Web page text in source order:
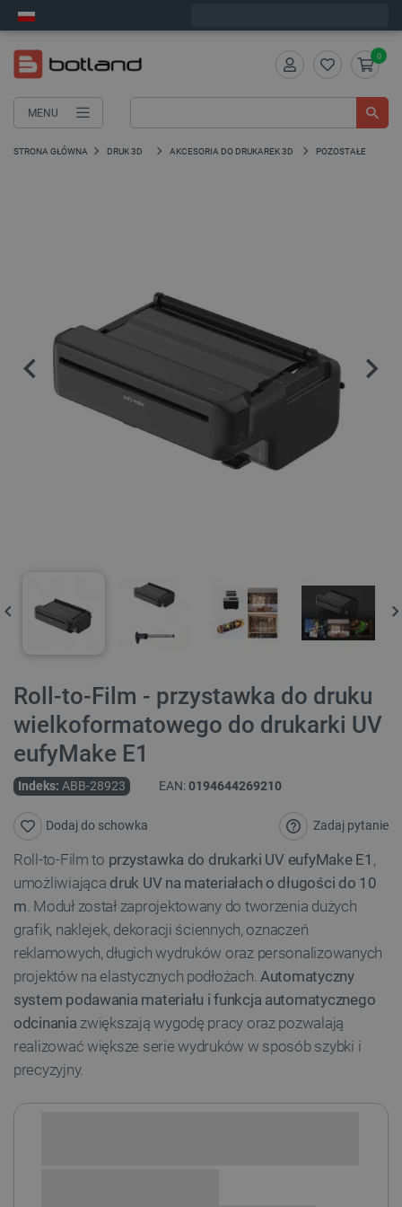
MENU
0
STRONA GŁÓWNA DRUK 3D AKCESORIA DO DRUKAREK 3D POZOSTAŁE
Roll-to-Film - przystawka do druku
wielkoformatowego do drukarki UV
eufyMake E1
Indeks: ABB-28923 EAN:0194644269210
Zadaj pytanie
Dodaj do schowka
Roll-to-Film to przystawka do drukarki UV eufyMake E1 ,
umożliwiająca druk UV na materiałach o długości do 10
m. Moduł został zaprojektowany do tworzenia dużych
grafik, naklejek, dekoracji ściennych, oznaczeń
reklamowych, długich wydruków oraz personalizowanych
projektów na elastycznych podłożach.Automatyczny
system podawania materiału i funkcja automatycznego
odcinania zwiększają wygodę pracy oraz pozwalają
realizować większe serie wydruków w sposób szybki i
precyzyjny.